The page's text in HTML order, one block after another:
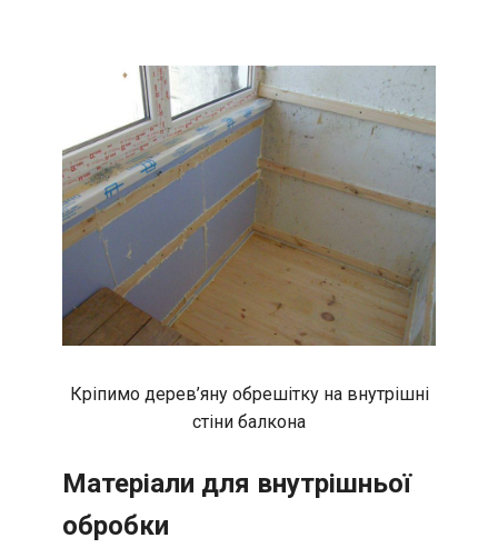
Кріпимо дерев’яну обрешітку на внутрішні
стіни балкона
Матеріали для внутрішньої
обробки